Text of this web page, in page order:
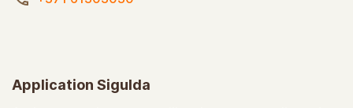
Application Sigulda